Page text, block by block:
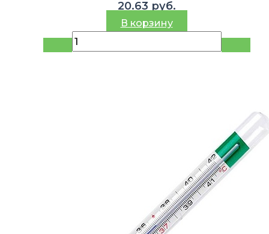
20.63 руб.
В корзину